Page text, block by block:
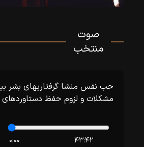
صوت
منتخب
حب نفس منشا گرفتاریهاى بشر
مشکلات و لزوم حفظ دستاوردهاى
۴۳:۴۲ ۰:۰۰